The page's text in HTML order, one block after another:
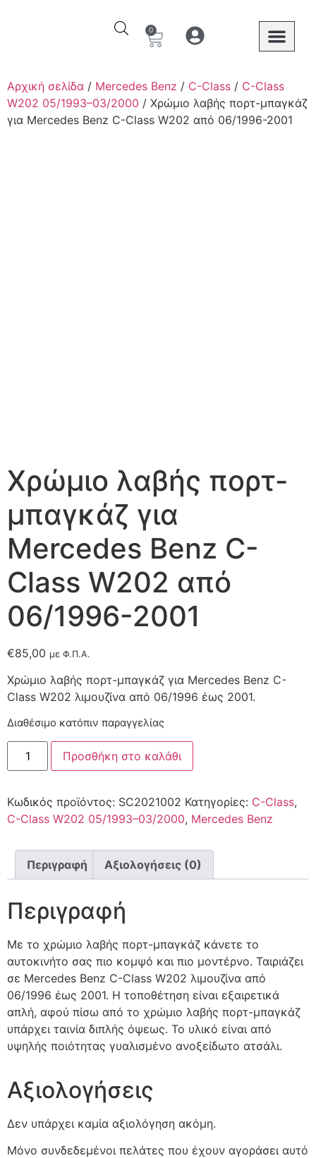
0
Αρχική σελίδα / Mercedes Benz / C-Class / C-Class
W202 05/1993–03/2000 / Χρώμιο λαβής πορτ-μπαγκάζ
για Mercedes Benz C-Class W202 από 06/1996-2001
Χρώμιο λαβής πορτ-
μπαγκάζ για
Mercedes Benz C-
Class W202 από
06/1996-2001
€85,00 με Φ.Π.Α.
Χρώμιο λαβής πορτ-μπαγκάζ για Mercedes Benz C-
Class W202 λιμουζίνα από 06/1996 έως 2001.
Διαθέσιμο κατόπιν παραγγελίας
Προσθήκη στο καλάθι
Κωδικός προϊόντος: SC2021002 Κατηγορίες: C-Class,
C-Class W202 05/1993–03/2000, Mercedes Benz
Περιγραφή Αξιολογήσεις (0)
Περιγραφή
Με το χρώμιο λαβής πορτ-μπαγκάζ κάνετε το
αυτοκινήτο σας πιο κομψό και πιο μοντέρνο. Ταιριάζει
σε Mercedes Benz C-Class W202 λιμουζίνα από
06/1996 έως 2001. Η τοποθέτηση είναι εξαιρετικά
απλή, αφού πίσω από το χρώμιο λαβής πορτ-μπαγκάζ
υπάρχει ταινία διπλής όψεως. Το υλικό είναι από
υψηλής ποιότητας γυαλισμένο ανοξείδωτο ατσάλι.
Αξιολογήσεις
Δεν υπάρχει καμία αξιολόγηση ακόμη.
Μόνο συνδεδεμένοι πελάτες που έχουν αγοράσει αυτό